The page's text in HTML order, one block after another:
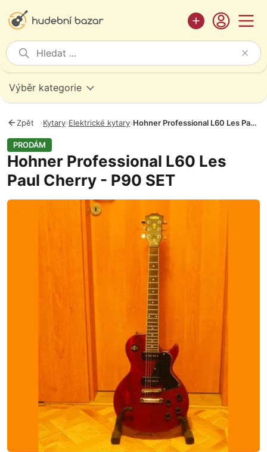
Výběr kategorie
Zpět ›Kytary›Elektrické kytary› Hohner Professional L60 Les Paul Cherry - P90 SET
PRODÁM
Hohner Professional L60 Les
Paul Cherry - P90 SET
Fotografie